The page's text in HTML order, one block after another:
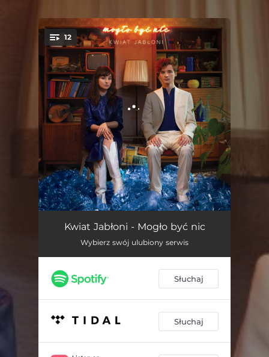
You're all set!
12
Buka 03:56
Mogło być nic
Drogi proste 03:56
Nie ma mnie 03:32
Kometa 03:38
Kwiat Jabłoni - Mogło być nic
Wybierz swój ulubiony serwis
Słuchaj
Słuchaj